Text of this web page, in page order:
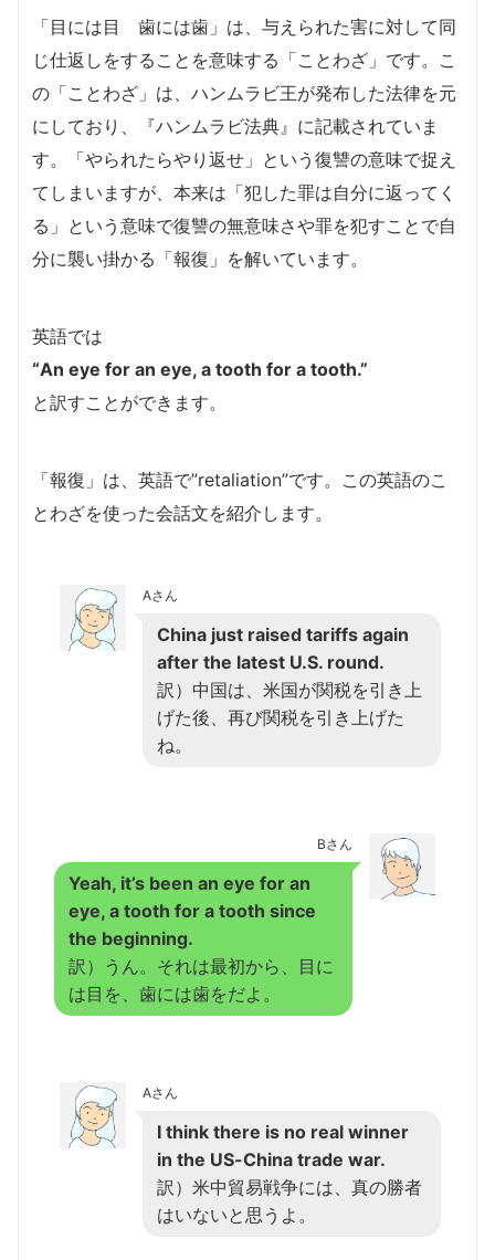
「目には目 歯には歯」は、与えられた害に対して同
じ仕返しをすることを意味する「ことわざ」です。こ
の「ことわざ」は、ハンムラビ王が発布した法律を元
にしており、『ハンムラビ法典』に記載されていま
す。「やられたらやり返せ」という復讐の意味で捉え
てしまいますが、本来は「犯した罪は自分に返ってく
る」という意味で復讐の無意味さや罪を犯すことで自
分に襲い掛かる「報復」を解いています。
英語では
“An eye for an eye, a tooth for a tooth.”
と訳すことができます。
「報復」は、英語で”retaliation”です。この英語のこ
とわざを使った会話文を紹介します。
Aさん
China just raised tariffs again
after the latest U.S. round.
訳）中国は、米国が関税を引き上
げた後、再び関税を引き上げた
ね。
Bさん
Yeah, it’s been an eye for an
eye, a tooth for a tooth since
the beginning.
訳）うん。それは最初から、目に
は目を、歯には歯をだよ。
Aさん
I think there is no real winner
in the US-China trade war.
訳）米中貿易戦争には、真の勝者
はいないと思うよ。